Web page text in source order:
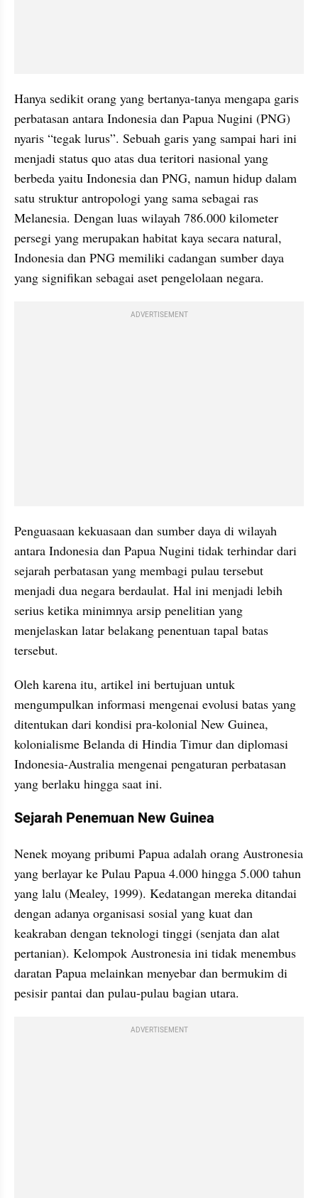
Hanya sedikit orang yang bertanya-tanya mengapa garis
perbatasan antara Indonesia dan Papua Nugini (PNG)
nyaris “tegak lurus”. Sebuah garis yang sampai hari ini
menjadi status quo atas dua teritori nasional yang
berbeda yaitu Indonesia dan PNG, namun hidup dalam
satu struktur antropologi yang sama sebagai ras
Melanesia. Dengan luas wilayah 786.000 kilometer
persegi yang merupakan habitat kaya secara natural,
Indonesia dan PNG memiliki cadangan sumber daya
yang signifikan sebagai aset pengelolaan negara.
ADVERTISEMENT
Penguasaan kekuasaan dan sumber daya di wilayah
antara Indonesia dan Papua Nugini tidak terhindar dari
sejarah perbatasan yang membagi pulau tersebut
menjadi dua negara berdaulat. Hal ini menjadi lebih
serius ketika minimnya arsip penelitian yang
menjelaskan latar belakang penentuan tapal batas
tersebut.
Oleh karena itu, artikel ini bertujuan untuk
mengumpulkan informasi mengenai evolusi batas yang
ditentukan dari kondisi pra-kolonial New Guinea,
kolonialisme Belanda di Hindia Timur dan diplomasi
Indonesia-Australia mengenai pengaturan perbatasan
yang berlaku hingga saat ini.
Sejarah Penemuan New Guinea
Nenek moyang pribumi Papua adalah orang Austronesia
yang berlayar ke Pulau Papua 4.000 hingga 5.000 tahun
yang lalu (Mealey, 1999). Kedatangan mereka ditandai
dengan adanya organisasi sosial yang kuat dan
keakraban dengan teknologi tinggi (senjata dan alat
pertanian). Kelompok Austronesia ini tidak menembus
daratan Papua melainkan menyebar dan bermukim di
pesisir pantai dan pulau-pulau bagian utara.
ADVERTISEMENT